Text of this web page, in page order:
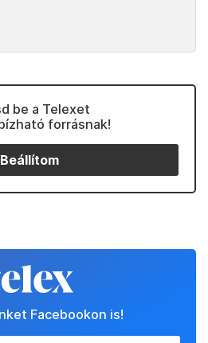
be a Telexet
forrásnak!
Beállítom
Facebookon is!